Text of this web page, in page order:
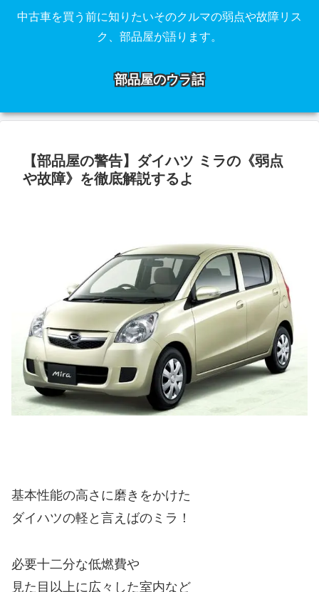
中古車を買う前に知りたいそのクルマの弱点や故障リス
ク、部品屋が語ります。
部品屋のウラ話
【部品屋の警告】ダイハツ ミラの《弱点
や故障》を徹底解説するよ
基本性能の高さに磨きをかけた
ダイハツの軽と言えばのミラ！
必要十二分な低燃費や
見た目以上に広々した室内など